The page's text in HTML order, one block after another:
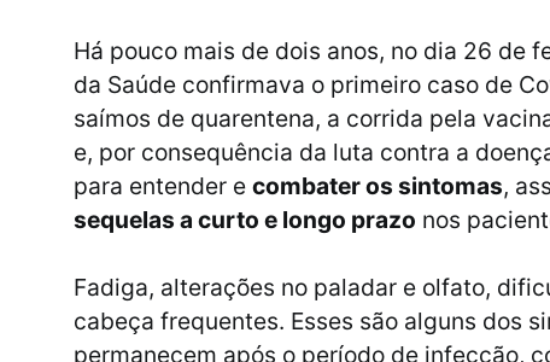
Há pouco mais de dois anos, no dia 26 de
da Saúde confirmava o primeiro caso de
saímos de quarentena, a corrida pela
e, por consequência da luta contra a
para entender e combater os sintomas,
sequelas a curto e longo prazo nos
Fadiga, alterações no paladar e olfato,
cabeça frequentes. Esses são alguns dos
permanecem após o período de infecção,